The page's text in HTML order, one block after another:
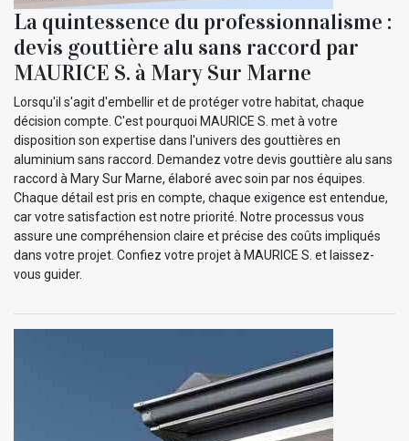
La quintessence du professionnalisme :
devis gouttière alu sans raccord par
MAURICE S. à Mary Sur Marne
Lorsqu'il s'agit d'embellir et de protéger votre habitat, chaque
décision compte. C'est pourquoi MAURICE S. met à votre
disposition son expertise dans l'univers des gouttières en
aluminium sans raccord. Demandez votre devis gouttière alu sans
raccord à Mary Sur Marne, élaboré avec soin par nos équipes.
Chaque détail est pris en compte, chaque exigence est entendue,
car votre satisfaction est notre priorité. Notre processus vous
assure une compréhension claire et précise des coûts impliqués
dans votre projet. Confiez votre projet à MAURICE S. et laissez-
vous guider.